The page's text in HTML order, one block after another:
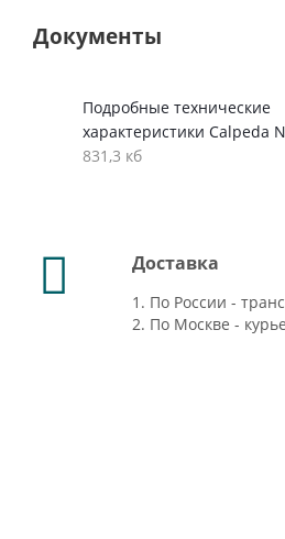
Документы
Подробные технические
характеристики Calpeda N
831,3 кб
Доставка
1. По России -
2. По Москве -